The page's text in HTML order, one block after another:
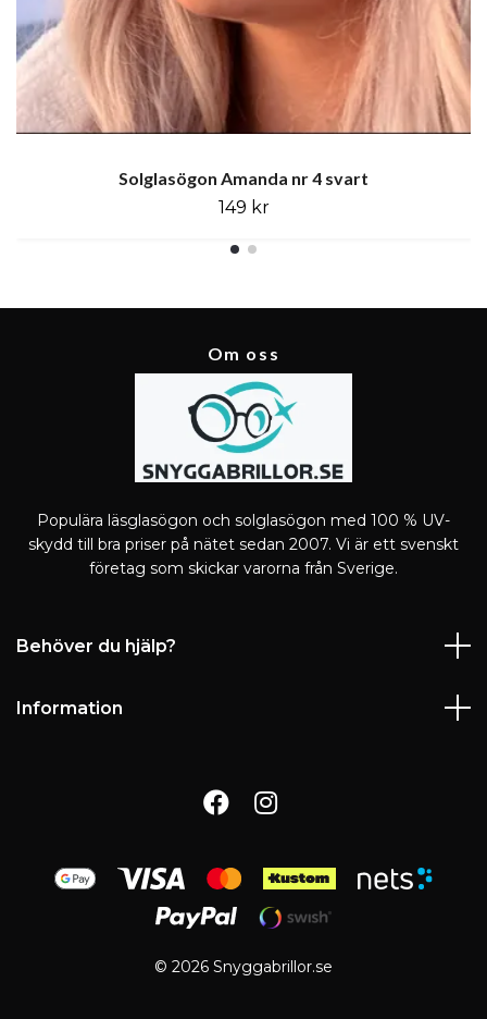
Solglasögon Amanda nr 4 svart
149 kr
Om oss
Populära läsglasögon och solglasögon med 100 % UV-
skydd till bra priser på nätet sedan 2007. Vi är ett svenskt
företag som skickar varorna från Sverige.
Behöver du hjälp?
Information
© 2026 Snyggabrillor.se